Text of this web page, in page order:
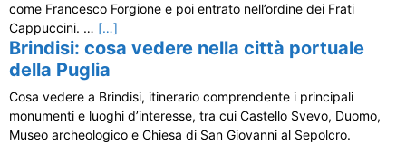
come Francesco Forgione e poi entrato nell’ordine dei Frati
Cappuccini. … […]
Brindisi: cosa vedere nella città portuale
della Puglia
Cosa vedere a Brindisi, itinerario comprendente i principali
monumenti e luoghi d’interesse, tra cui Castello Svevo, Duomo,
Museo archeologico e Chiesa di San Giovanni al Sepolcro.